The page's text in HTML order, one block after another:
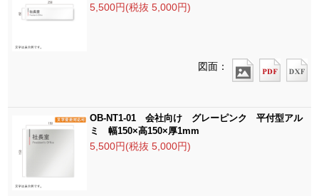
5,500円(税抜 5,000円)
図面：
OB-NT1-01 会社向け グレーピンク 平付型アル
ミ 幅150×高150×厚1mm
5,500円(税抜 5,000円)